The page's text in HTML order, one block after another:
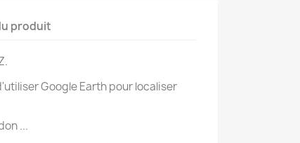
produit
Google Earth pour localiser
...